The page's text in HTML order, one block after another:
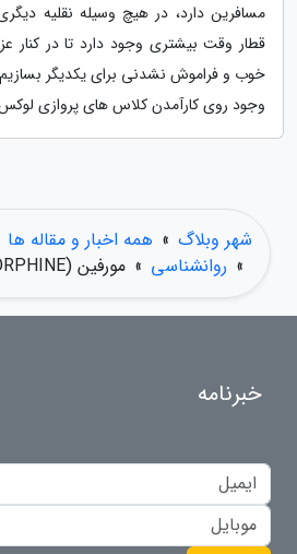
مسافرین دارد، در هیچ وسیله نقلیه
قطار وقت بیشتری وجود دارد تا در کنار
خوب و فراموش نشدنی برای یکدیگر
وجود روی کارآمدن کلاس های پروازی
شهر وبلاگ » همه اخبار و مقاله ها
» روانشناسی » مورفین (MORPHINE)
خبرنامه